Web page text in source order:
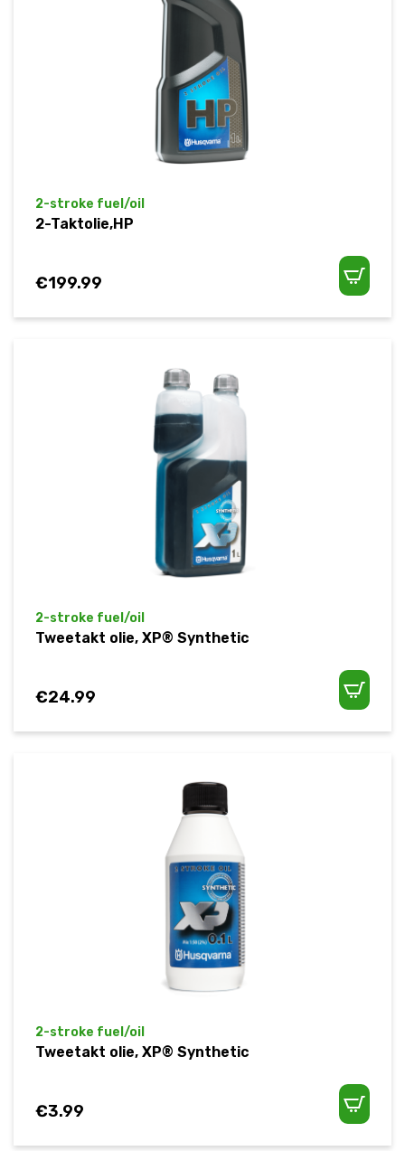
2-stroke fuel/oil
2-Taktolie,HP
€199.99
2-stroke fuel/oil
Tweetakt olie, XP® Synthetic
€24.99
2-stroke fuel/oil
Tweetakt olie, XP® Synthetic
€3.99